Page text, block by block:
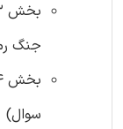
جنگ
سوال)